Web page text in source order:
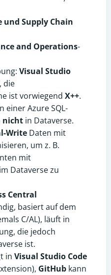
und Supply Chain
and Operations-
Visual Studio
die
ist vorwiegend X++.
einer Azure SQL-
nicht in Dataverse.
Write Daten mit
um z. B.
mit
Dataverse zu
Central
basiert auf dem
C/AL), läuft in
die jedoch
ist.
in Visual Studio Code
GitHub kann